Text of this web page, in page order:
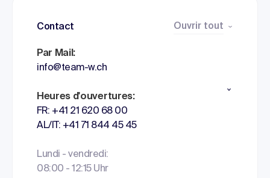
Contact Ouvrir tout
Par Mail:
info@team-w.ch
Heures d'ouvertures:
FR: +41 21 620 68 00
AL/IT: +41 71 844 45 45
Lundi - vendredi:
08:00 - 12:15 Uhr